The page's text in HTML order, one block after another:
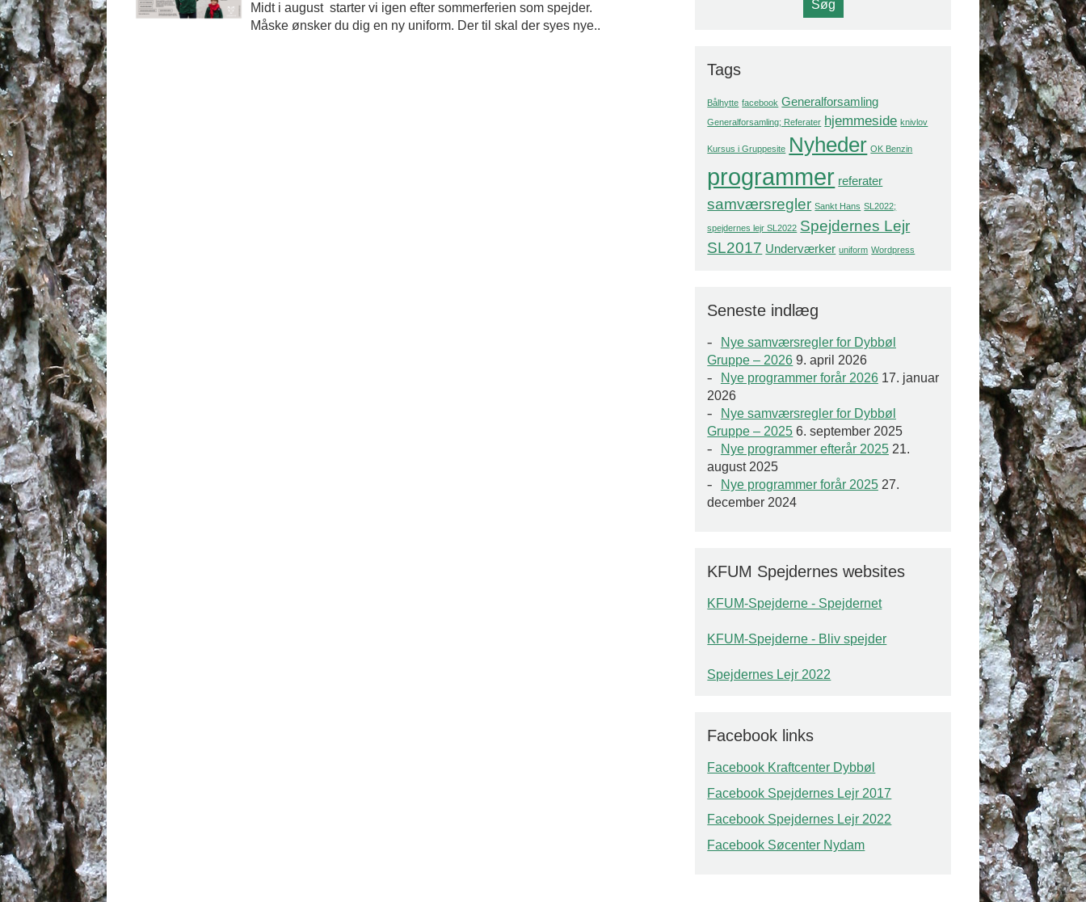
Midt i august starter vi igen efter sommerferien som spejder.
Måske ønsker du dig en ny uniform. Der til skal der syes nye..
Tags
Bålhytte facebook Generalforsamling
Generalforsamling; Referater hjemmeside knivlov
Kursus i Gruppesite Nyheder OK Benzin
programmer referater
samværsregler Sankt Hans SL2022;
spejdernes lejr SL2022 Spejdernes Lejr
SL2017 Underværker uniform Wordpress
Seneste indlæg
Nye samværsregler for Dybbøl
Gruppe – 2026 9. april 2026
Nye programmer forår 2026 17. januar
2026
Nye samværsregler for Dybbøl
Gruppe – 2025 6. september 2025
Nye programmer efterår 2025 21.
august 2025
Nye programmer forår 2025 27.
december 2024
KFUM Spejdernes websites
KFUM-Spejderne - Spejdernet
KFUM-Spejderne - Bliv spejder
Spejdernes Lejr 2022
Facebook links
Facebook Kraftcenter Dybbøl
Facebook Spejdernes Lejr 2017
Facebook Spejdernes Lejr 2022
Facebook Søcenter Nydam